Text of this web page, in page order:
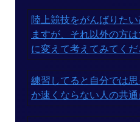
陸上競技をがんばりた
ますが、それ以外の方
に変えて考えてみてく
練習してると自分では
か速くならない人の共